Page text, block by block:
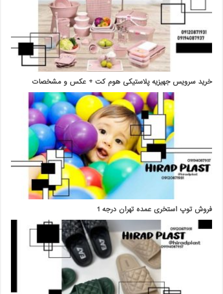
خرید سرویس جهیزیه پلاستیکی هوم کت + عکس و مشخصات
فروش توپ استخری عمده تهران درجه 1